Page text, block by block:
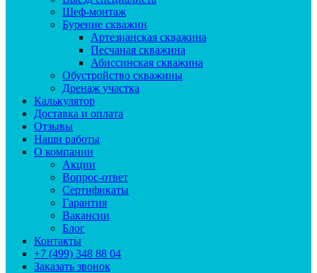
Шеф-монтаж
Бурение скважин
Артезианская скважина
Песчаная скважина
Абиссинская скважина
Обустройство скважины
Дренаж участка
Калькулятор
Доставка и оплата
Отзывы
Наши работы
О компании
Акции
Вопрос-ответ
Сертификаты
Гарантия
Вакансии
Блог
Контакты
+7 (499) 348 88 04
Заказать звонок